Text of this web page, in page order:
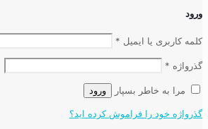
ورود
کلمه کاربری یا ایمیل *
گذرواژه *
مرا به خاطر بسپار ورود
گذرواژه خود را فراموش کرده اید؟